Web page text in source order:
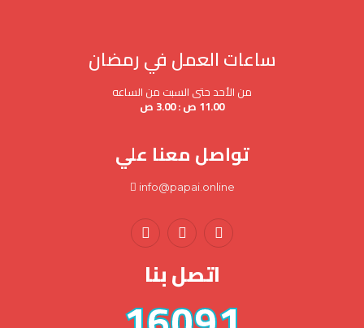
ساعات العمل في رمضان
من الأحد حتى السبت من الساعه
11.00 ص : 3.00 ص
تواصل معنا علي
info@papai.online
اتصل بنا